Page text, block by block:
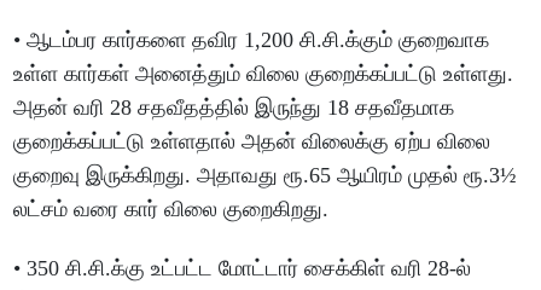
• ஆடம்பர கார்களை தவிர 1,200 சி.சி.க்கும் குறைவாக
உள்ள கார்கள் அனைத்தும் விலை குறைக்கப்பட்டு உள்ளது.
அதன் வரி 28 சதவீதத்தில் இருந்து 18 சதவீதமாக
குறைக்கப்பட்டு உள்ளதால் அதன் விலைக்கு ஏற்ப விலை
குறைவு இருக்கிறது. அதாவது ரூ.65 ஆயிரம் முதல் ரூ.3½
லட்சம் வரை கார் விலை குறைகிறது.
• 350 சி.சி.க்கு உட்பட்ட மோட்டார் சைக்கிள் வரி 28-ல்